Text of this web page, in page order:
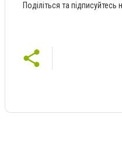
Поділіться та